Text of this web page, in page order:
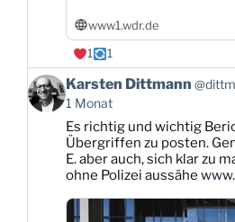
www1.wdr.de
1
1
Beitrag
von
Karsten
Dittmann
Bluesky
ansehen
Karsten Dittmann
1 Monat
Es richtig und wichtig
Übergriffen zu posten.
E. aber auch, sich klar zu
ohne Polizei aussähe